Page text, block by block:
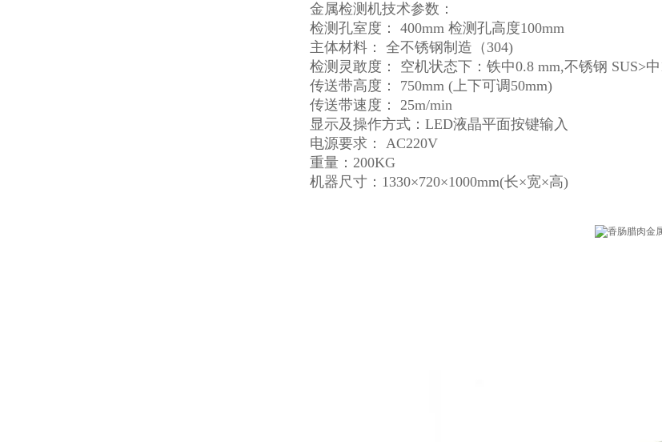
金属检测机技术参数：
检测孔室度： 400mm 检测孔高度100mm
主体材料： 全不锈钢制造（304)
检测灵敢度： 空机状态下：铁中0.8 mm,不锈钢 SUS>中
传送带高度： 750mm (上下可调50mm)
传送带速度： 25m/min
显示及操作方式：LED液晶平面按键输入
电源要求： AC220V
重量：200KG
机器尺寸：1330×720×1000mm(长×宽×高)